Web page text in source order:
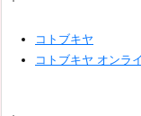
コトブキヤ
コトブキヤ オンラ